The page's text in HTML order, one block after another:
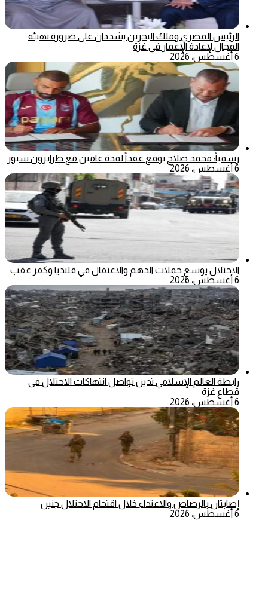
الرئيس المصري وملك البحرين يشددان على ضرورة تهيئة
المجال لإعادة الإعمار في غزة
6 أغسطس، 2026
رسمياً: محمد صلاح يوقع عقداً لمدة عامين مع طرابزون سبور
6 أغسطس، 2026
الاحتلال يوسع حملات الدهم والاعتقال في قلنديا وكفر عقب
6 أغسطس، 2026
رابطة العالم الإسلامي تدين تواصل انتهاكات الاحتلال في
قطاع غزة
6 أغسطس، 2026
إصابتان بالرصاص والاعتداء خلال اقتحام الاحتلال جنين
6 أغسطس، 2026